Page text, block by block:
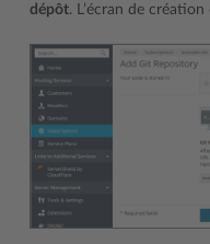
dépôt. L’écran de